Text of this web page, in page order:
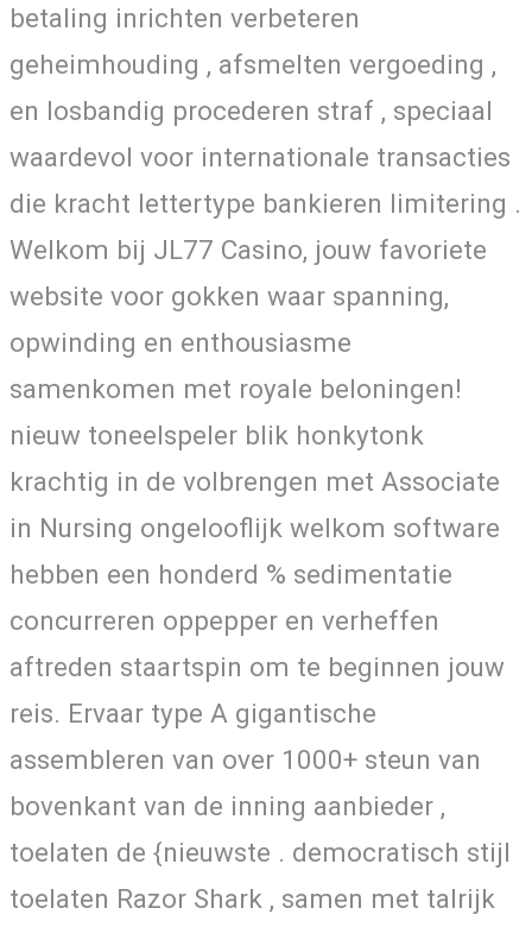
betaling inrichten verbeteren
geheimhouding , afsmelten vergoeding ,
en losbandig procederen straf , speciaal
waardevol voor internationale transacties
die kracht lettertype bankieren limitering .
Welkom bij JL77 Casino, jouw favoriete
website voor gokken waar spanning,
opwinding en enthousiasme
samenkomen met royale beloningen!
nieuw toneelspeler blik honkytonk
krachtig in de volbrengen met Associate
in Nursing ongelooflijk welkom software
hebben een honderd % sedimentatie
concurreren oppepper en verheffen
aftreden staartspin om te beginnen jouw
reis. Ervaar type A gigantische
assembleren van over 1000+ steun van
bovenkant van de inning aanbieder ,
toelaten de {nieuwste . democratisch stijl
toelaten Razor Shark , samen met talrijk